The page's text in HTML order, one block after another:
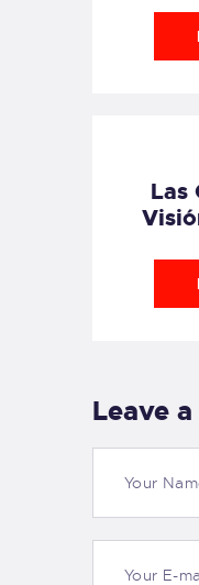
Las
Leave